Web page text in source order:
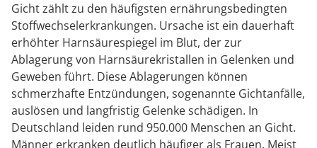
Gicht zählt zu den häufigsten ernährungsbedingten
Stoffwechselerkrankungen. Ursache ist ein dauerhaft
erhöhter Harnsäurespiegel im Blut, der zur
Ablagerung von Harnsäurekristallen in Gelenken und
Geweben führt. Diese Ablagerungen können
schmerzhafte Entzündungen, sogenannte Gichtanfälle,
auslösen und langfristig Gelenke schädigen. In
Deutschland leiden rund 950.000 Menschen an Gicht.
Männer erkranken deutlich häufiger als Frauen. Meist